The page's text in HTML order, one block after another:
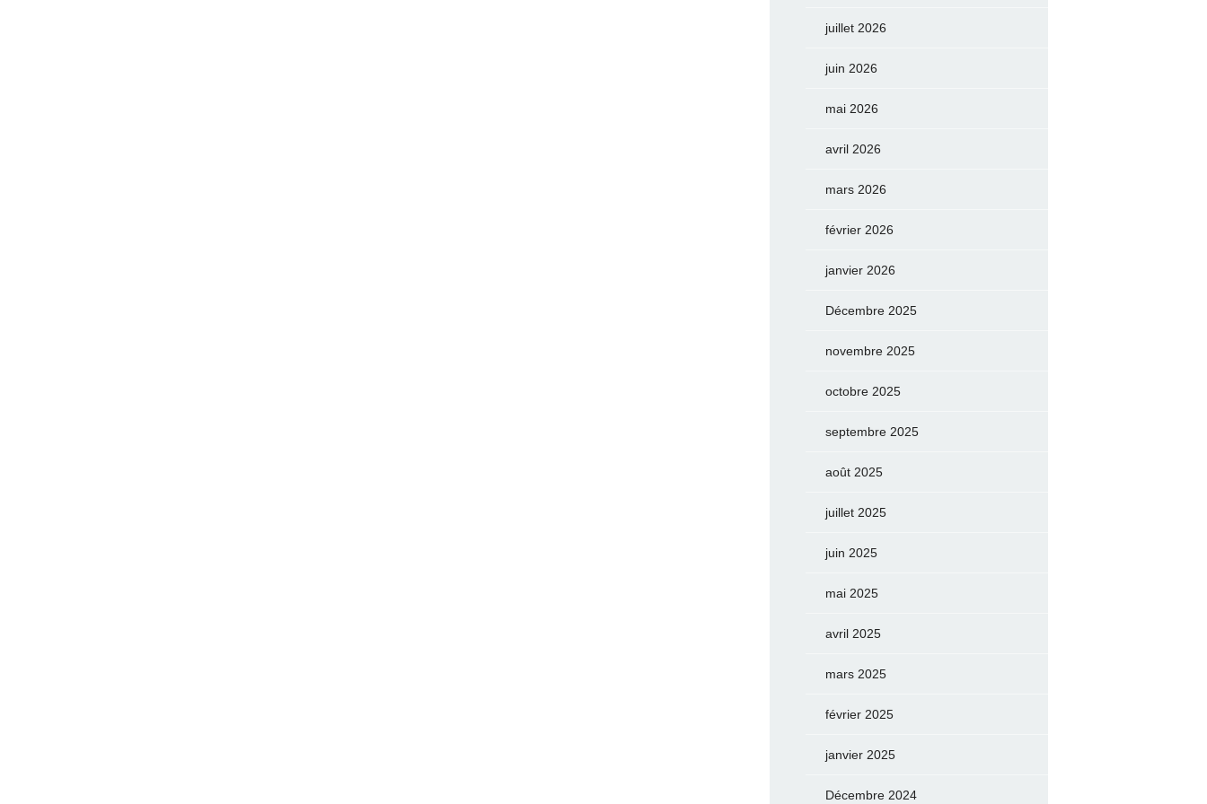
juillet 2026
juin 2026
mai 2026
avril 2026
mars 2026
février 2026
janvier 2026
Décembre 2025
novembre 2025
octobre 2025
septembre 2025
août 2025
juillet 2025
juin 2025
mai 2025
avril 2025
mars 2025
février 2025
janvier 2025
Décembre 2024